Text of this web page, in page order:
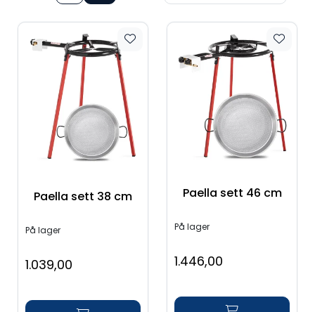
Paella sett 38 cm
På lager
1.039,00
Paella sett 46 cm
På lager
1.446,00